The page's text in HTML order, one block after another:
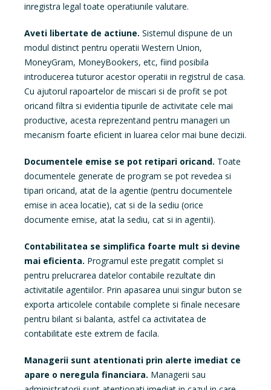
inregistra legal toate operatiunile valutare.
Aveti libertate de actiune. Sistemul dispune de un
modul distinct pentru operatii Western Union,
MoneyGram, MoneyBookers, etc, fiind posibila
introducerea tuturor acestor operatii in registrul de casa.
Cu ajutorul rapoartelor de miscari si de profit se pot
oricand filtra si evidentia tipurile de activitate cele mai
productive, acesta reprezentand pentru manageri un
mecanism foarte eficient in luarea celor mai bune decizii.
Documentele emise se pot retipari oricand. Toate
documentele generate de program se pot revedea si
tipari oricand, atat de la agentie (pentru documentele
emise in acea locatie), cat si de la sediu (orice
documente emise, atat la sediu, cat si in agentii).
Contabilitatea se simplifica foarte mult si devine
mai eficienta. Programul este pregatit complet si
pentru prelucrarea datelor contabile rezultate din
activitatile agentiilor. Prin apasarea unui singur buton se
exporta articolele contabile complete si finale necesare
pentru bilant si balanta, astfel ca activitatea de
contabilitate este extrem de facila.
Managerii sunt atentionati prin alerte imediat ce
apare o neregula financiara. Managerii sau